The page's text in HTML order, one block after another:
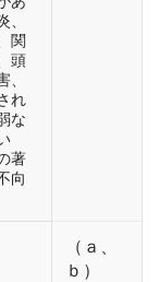
、
関
頭
、
れ
な
著
向
（ａ、
ｂ）